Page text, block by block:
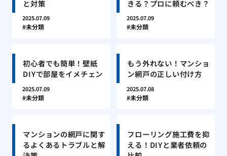
と対策
2025.07.09
未分類
きる？プロに頼むべき？
2025.07.09
未分類
初心者でも簡単！壁紙
DIYで部屋をイメチェン
2025.07.09
未分類
もう外れない！マンショ
ン網戸の正しい付け方
2025.07.08
未分類
マンションの網戸に関す
るよくあるトラブルと解
フローリング施工費を抑
える！DIYと業者依頼の